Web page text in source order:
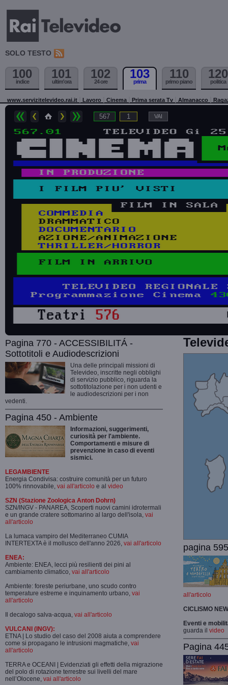
SOLO TESTO
100
indice
101
ultim'ora
102
24 ore
103
prima
110
primo piano
120
politica
www.servizitelevideo.rai.it Lavoro Cinema Prima serata Tv Almanacco
Pagina 770 - ACCESSIBILITÁ -
Sottotitoli e Audiodescrizioni
Una delle principali missioni di
Televideo, inscritte negli obblighi
di servizio pubblico, riguarda la
sottotitolazione per i non udenti e
le audiodescrizioni per i non
vedenti.
Pagina 450 - Ambiente
Informazioni, suggerimenti,
curiosità per l'ambiente.
Comportamenti e misure di
prevenzione in caso di eventi
sismici.
LEGAMBIENTE
Energia Condivisa: costruire comunità per un futuro
100% rinnovabile, vai all'articolo e al video
SZN (Stazione Zoologica Anton Dohrn)
SZN/INGV - PANAREA, Scoperti nuovi camini idrotermali
e un grande cratere sottomarino al largo dell'isola, vai
all'articolo
La lumaca vampiro del Mediterraneo CUMIA
INTERTEXTA è il mollusco dell'anno 2026, vai all'articolo
ENEA:
Ambiente: ENEA, lecci più resilienti dei pini al
cambiamento climatico, vai all'articolo
Ambiente: foreste periurbane, uno scudo contro
temperature estreme e inquinamento urbano, vai
all'articolo
Il decalogo salva-acqua, vai all'articolo
VULCANI (INGV):
ETNA | Lo studio del caso del 2008 aiuta a comprendere
come si propagano le intrusioni magmatiche, vai
all'articolo
TERRA e OCEANI | Evidenziati gli effetti della migrazione
del polo di rotazione terrestre sui livelli del mare
nell’Olocene, vai all'articolo
pagina
all'articolo
CICLISMO
Eventi e
guarda il video
Pagina